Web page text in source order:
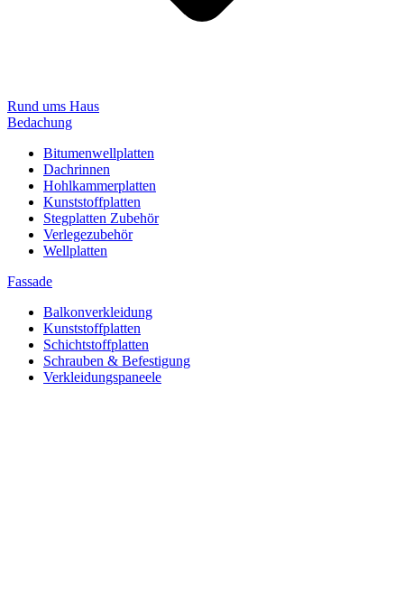
Rund ums Haus
Bedachung
Bitumenwellplatten
Dachrinnen
Hohlkammerplatten
Kunststoffplatten
Stegplatten Zubehör
Verlegezubehör
Wellplatten
Fassade
Balkonverkleidung
Kunststoffplatten
Schichtstoffplatten
Schrauben & Befestigung
Verkleidungspaneele